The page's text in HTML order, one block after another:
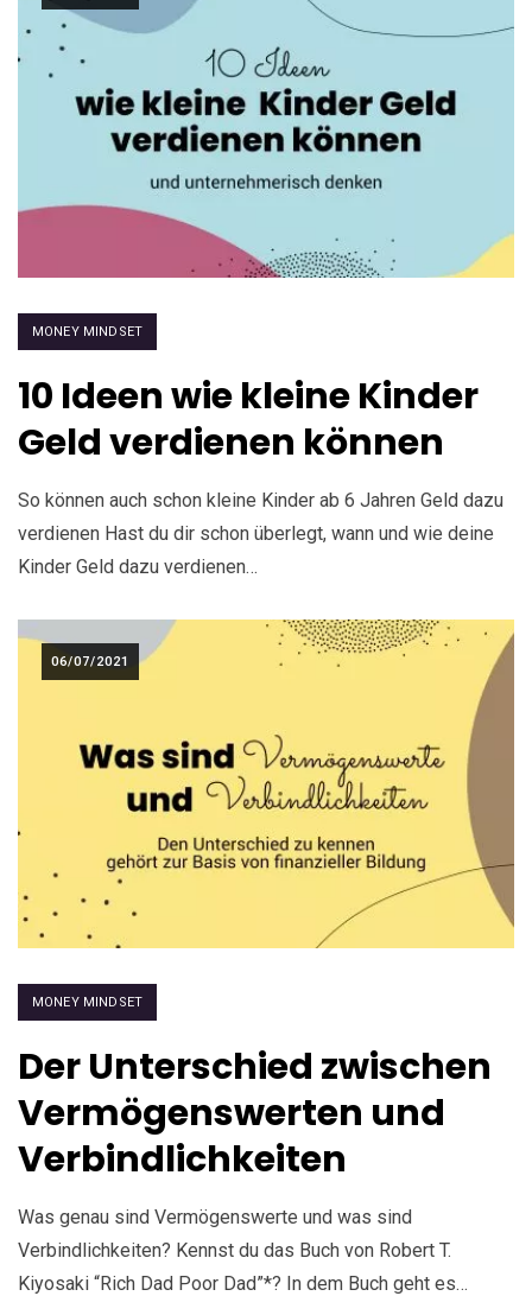
MONEY MINDSET
10 Ideen wie kleine Kinder
Geld verdienen können
So können auch schon kleine Kinder ab 6 Jahren Geld dazu
verdienen Hast du dir schon überlegt, wann und wie deine
Kinder Geld dazu verdienen…
06/07/2021
MONEY MINDSET
Der Unterschied zwischen
Vermögenswerten und
Verbindlichkeiten
Was genau sind Vermögenswerte und was sind
Verbindlichkeiten? Kennst du das Buch von Robert T.
Kiyosaki “Rich Dad Poor Dad”*? In dem Buch geht es…